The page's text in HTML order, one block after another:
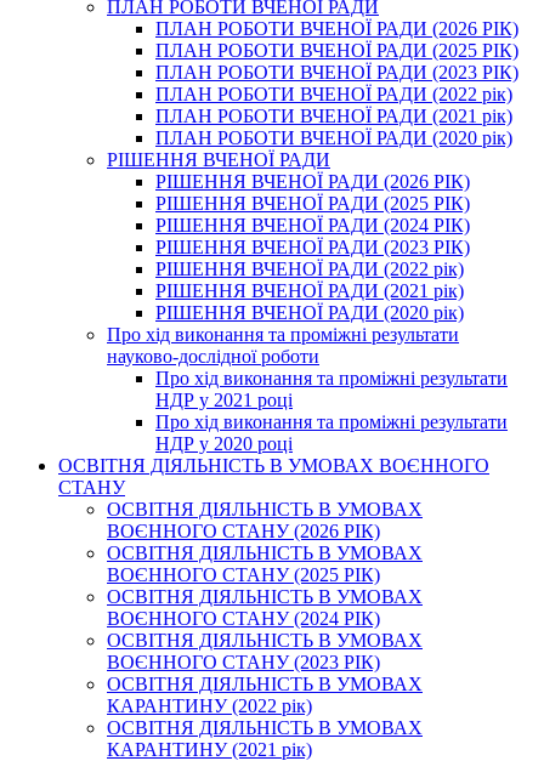
ПЛАН РОБОТИ ВЧЕНОЇ РАДИ
ПЛАН РОБОТИ ВЧЕНОЇ РАДИ (2026 РІК)
ПЛАН РОБОТИ ВЧЕНОЇ РАДИ (2025 РІК)
ПЛАН РОБОТИ ВЧЕНОЇ РАДИ (2023 РІК)
ПЛАН РОБОТИ ВЧЕНОЇ РАДИ (2022 рік)
ПЛАН РОБОТИ ВЧЕНОЇ РАДИ (2021 рік)
ПЛАН РОБОТИ ВЧЕНОЇ РАДИ (2020 рік)
РІШЕННЯ ВЧЕНОЇ РАДИ
РІШЕННЯ ВЧЕНОЇ РАДИ (2026 РІК)
РІШЕННЯ ВЧЕНОЇ РАДИ (2025 РІК)
РІШЕННЯ ВЧЕНОЇ РАДИ (2024 РІК)
РІШЕННЯ ВЧЕНОЇ РАДИ (2023 РІК)
РІШЕННЯ ВЧЕНОЇ РАДИ (2022 рік)
РІШЕННЯ ВЧЕНОЇ РАДИ (2021 рік)
РІШЕННЯ ВЧЕНОЇ РАДИ (2020 рік)
Про хід виконання та проміжні результати
науково-дослідної роботи
Про хід виконання та проміжні результати
НДР у 2021 році
Про хід виконання та проміжні результати
НДР у 2020 році
ОСВІТНЯ ДІЯЛЬНІСТЬ В УМОВАХ ВОЄННОГО
СТАНУ
ОСВІТНЯ ДІЯЛЬНІСТЬ В УМОВАХ
ВОЄННОГО СТАНУ (2026 РІК)
ОСВІТНЯ ДІЯЛЬНІСТЬ В УМОВАХ
ВОЄННОГО СТАНУ (2025 РІК)
ОСВІТНЯ ДІЯЛЬНІСТЬ В УМОВАХ
ВОЄННОГО СТАНУ (2024 РІК)
ОСВІТНЯ ДІЯЛЬНІСТЬ В УМОВАХ
ВОЄННОГО СТАНУ (2023 РІК)
ОСВІТНЯ ДІЯЛЬНІСТЬ В УМОВАХ
КАРАНТИНУ (2022 рік)
ОСВІТНЯ ДІЯЛЬНІСТЬ В УМОВАХ
КАРАНТИНУ (2021 рік)